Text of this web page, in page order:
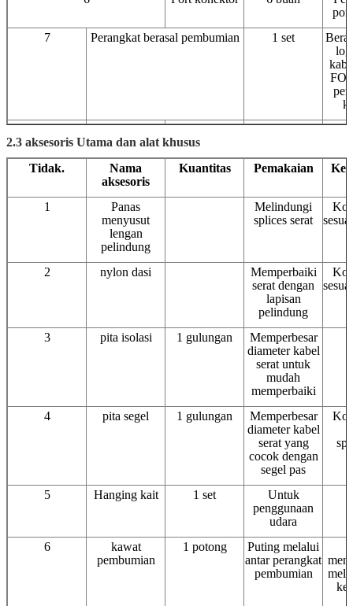
7
Perangkat berasal pembumian 1 set
2.3 aksesoris Utama dan alat khusus
Tidak.
Nama
aksesoris
Kuantitas Pemakaian
1
Panas
menyusut
lengan
pelindung
Melindungi
splices serat
2 nylon dasi
Memperbaiki
serat dengan
lapisan
pelindung
3 pita isolasi 1 gulungan
Memperbesar
diameter kabel
serat untuk
mudah
memperbaiki
4
pita segel 1 gulungan
Memperbesar
diameter kabel
serat yang
cocok dengan
segel pas
5 Hanging kait 1 set
Untuk
penggunaan
udara
6
kawat
pembumian
1 potong
Puting melalui
antar perangkat
pembumian